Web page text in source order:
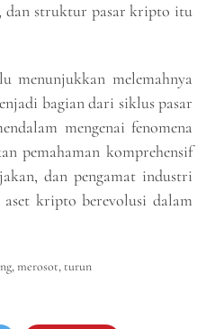
dan struktur pasar kripto itu
menunjukkan melemahnya
bagian dari siklus pasar
mengenai fenomena
pemahaman komprehensif
dan pengamat industri
kripto berevolusi dalam
,merosot, turun